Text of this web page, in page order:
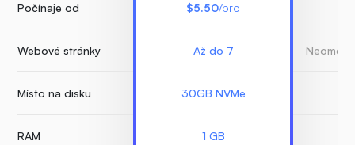
Počínaje od
Webové stránky
Místo na disku
RAM
$5.50/pro
Až do 7
30GB NVMe
1 GB